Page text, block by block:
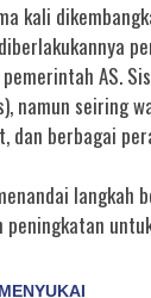
kali
AS.
namun seiring
dan berbagai
langkah